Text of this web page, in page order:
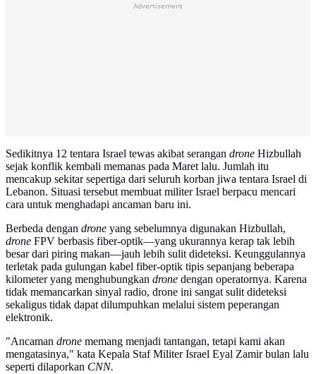
Advertisement
Sedikitnya 12 tentara Israel tewas akibat serangan drone Hizbullah
sejak konflik kembali memanas pada Maret lalu. Jumlah itu
mencakup sekitar sepertiga dari seluruh korban jiwa tentara Israel di
Lebanon. Situasi tersebut membuat militer Israel berpacu mencari
cara untuk menghadapi ancaman baru ini.
Berbeda dengan drone yang sebelumnya digunakan Hizbullah,
drone FPV berbasis fiber-optik—yang ukurannya kerap tak lebih
besar dari piring makan—jauh lebih sulit dideteksi. Keunggulannya
terletak pada gulungan kabel fiber-optik tipis sepanjang beberapa
kilometer yang menghubungkan drone dengan operatornya. Karena
tidak memancarkan sinyal radio, drone ini sangat sulit dideteksi
sekaligus tidak dapat dilumpuhkan melalui sistem peperangan
elektronik.
"Ancaman drone memang menjadi tantangan, tetapi kami akan
mengatasinya," kata Kepala Staf Militer Israel Eyal Zamir bulan lalu
seperti dilaporkan CNN.